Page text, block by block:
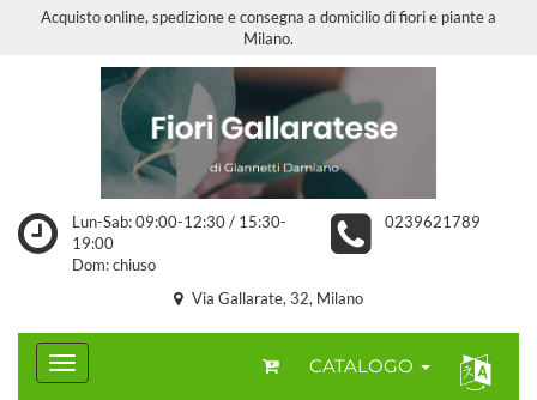
Acquisto online, spedizione e consegna a domicilio di fiori e piante a
Milano.
Lun-Sab: 09:00-12:30 / 15:30-
19:00
Dom: chiuso
0239621789
Via Gallarate, 32, Milano
CATALOGO